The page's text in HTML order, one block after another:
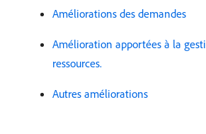
Améliorations des demandes
Amélioration apportées à la
ressources.
Autres améliorations